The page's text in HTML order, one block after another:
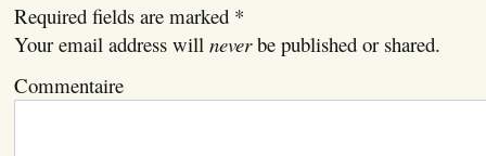
Required fields are marked *
Your email address will neverbe published or shared.
Commentaire